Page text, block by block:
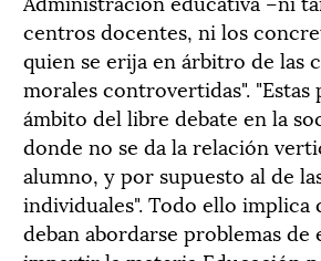
centros docentes, ni los
quien se erija en árbitro de las
morales controvertidas". "Estas
ámbito del libre debate en la
donde no se da la relación
alumno, y por supuesto al de
individuales". Todo ello implica
deban abordarse problemas de